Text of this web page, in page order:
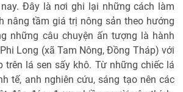
Đây là nơi ghi lại những cách làm
nâng tầm giá trị nông sản theo hướng
những câu chuyện ấn tượng là hành
Long (xã Tam Nông, Đồng Tháp) với
trên lá sen sấy khô. Từ những chiếc lá
tế, anh nghiên cứu, sáng tạo nên các